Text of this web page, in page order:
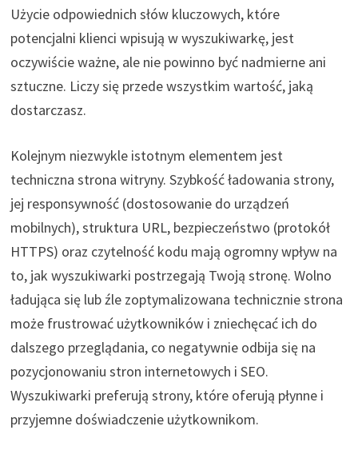
Użycie odpowiednich słów kluczowych, które
potencjalni klienci wpisują w wyszukiwarkę, jest
oczywiście ważne, ale nie powinno być nadmierne ani
sztuczne. Liczy się przede wszystkim wartość, jaką
dostarczasz.
Kolejnym niezwykle istotnym elementem jest
techniczna strona witryny. Szybkość ładowania strony,
jej responsywność (dostosowanie do urządzeń
mobilnych), struktura URL, bezpieczeństwo (protokół
HTTPS) oraz czytelność kodu mają ogromny wpływ na
to, jak wyszukiwarki postrzegają Twoją stronę. Wolno
ładująca się lub źle zoptymalizowana technicznie strona
może frustrować użytkowników i zniechęcać ich do
dalszego przeglądania, co negatywnie odbija się na
pozycjonowaniu stron internetowych i SEO.
Wyszukiwarki preferują strony, które oferują płynne i
przyjemne doświadczenie użytkownikom.